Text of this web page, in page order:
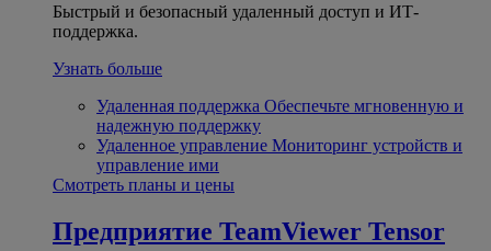
Быстрый и безопасный удаленный доступ и ИТ-
поддержка.
Узнать больше
Удаленная поддержка Обеспечьте мгновенную и
надежную поддержку
Удаленное управление Мониторинг устройств и
управление ими
Смотреть планы и цены
Предприятие TeamViewer Tensor